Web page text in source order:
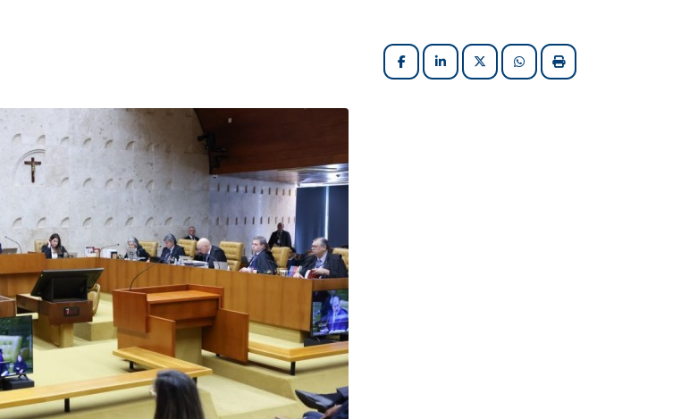
FacebookLinkedInX (formerly Twitter)Imprimir matéria